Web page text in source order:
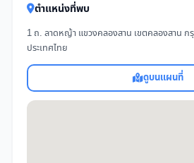
ตำแหน่งที่พบ
1 ถ. ลาดหญ้า แขวงคลองสาน เขตคลองสาน ก
ประเทศไทย
ดูบนแผนที่